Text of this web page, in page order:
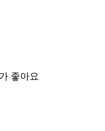
좋아요